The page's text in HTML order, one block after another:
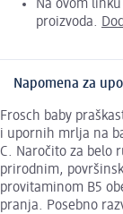
Na ovom
proizvoda.
Napomena za
Frosch baby
i upornih mrlja na
C. Naročito za belo
prirodnim,
provitaminom B5
pranja. Posebno